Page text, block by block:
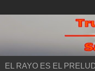
EL RAYO ES EL